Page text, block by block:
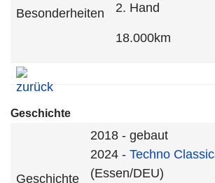
Besonderheiten 2. Hand
18.000km
Geschichte
Geschichte
2018 - gebaut
2024 - Techno
(Essen/DEU)